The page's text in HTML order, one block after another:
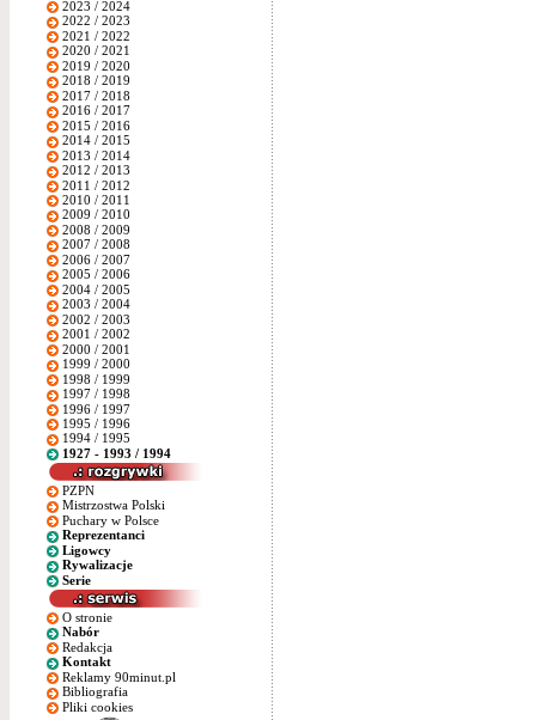
2023 / 2024
2022 / 2023
2021 / 2022
2020 / 2021
2019 / 2020
2018 / 2019
2017 / 2018
2016 / 2017
2015 / 2016
2014 / 2015
2013 / 2014
2012 / 2013
2011 / 2012
2010 / 2011
2009 / 2010
2008 / 2009
2007 / 2008
2006 / 2007
2005 / 2006
2004 / 2005
2003 / 2004
2002 / 2003
2001 / 2002
2000 / 2001
1999 / 2000
1998 / 1999
1997 / 1998
1996 / 1997
1995 / 1996
1994 / 1995
1927 - 1993 / 1994
PZPN
Mistrzostwa Polski
Puchary w Polsce
Reprezentanci
Ligowcy
Rywalizacje
Serie
O stronie
Nabór
Redakcja
Kontakt
Reklamy 90minut.pl
Bibliografia
Pliki cookies